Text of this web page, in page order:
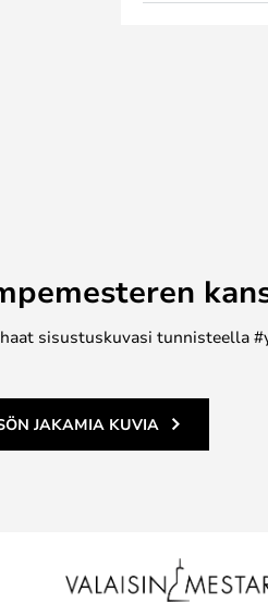
sisustuskuvasi tunnisteella
JAKAMIA KUVIA